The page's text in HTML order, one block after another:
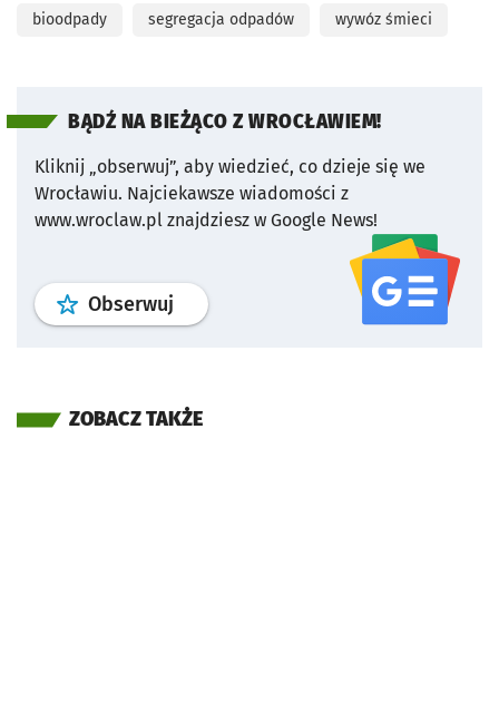
bioodpady segregacja odpadów wywóz śmieci
BĄDŹ NA BIEŻĄCO Z WROCŁAWIEM!
Kliknij „obserwuj”, aby wiedzieć, co dzieje się we
Wrocławiu. Najciekawsze wiadomości z
www.wroclaw.pl znajdziesz w Google News!
Obserwuj profil serwisu
ZOBACZ TAKŻE